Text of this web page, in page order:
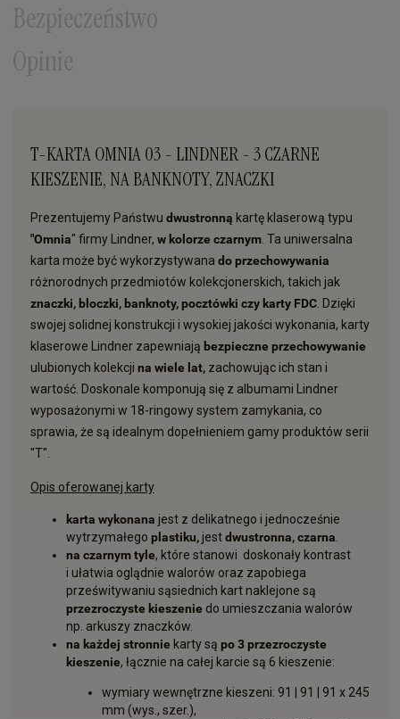
Bezpieczeństwo
Opinie
T-KARTA OMNIA 03 - LINDNER - 3 CZARNE
KIESZENIE, NA BANKNOTY, ZNACZKI
Prezentujemy Państwu dwustronną kartę klaserową typu
"Omnia" firmy Lindner, w kolorze czarnym . Ta uniwersalna
karta może być wykorzystywana do przechowywania
różnorodnych przedmiotów kolekcjonerskich, takich jak
znaczki, bloczki, banknoty, pocztówki czy karty FDC . Dzięki
swojej solidnej konstrukcji i wysokiej jakości wykonania, karty
klaserowe Lindner zapewniają bezpieczne przechowywanie
ulubionych kolekcji na wiele lat, zachowując ich stan i
wartość. Doskonale komponują się z albumami Lindner
wyposażonymi w 18-ringowy system zamykania, co
sprawia, że są idealnym dopełnieniem gamy produktów serii
"T".
Opis oferowanej karty
karta wykonana jest z delikatnego i jednocześnie
wytrzymałego plastiku,jestdwustronna, czarna
na czarnym tyle, które stanowi doskonały kontrast
i ułatwia oglądnie walorów oraz zapobiega
prześwitywaniu sąsiednich kart naklejone są
przezroczyste kieszenie do umieszczania walorów
np. arkuszy znaczków.
na każdej stronnie karty są po 3 przezroczyste
kieszenie, łącznie na całej karcie są 6 kieszenie:
wymiary wewnętrzne kieszeni: 91 | 91 | 91 x 245
mm (wys., szer.),